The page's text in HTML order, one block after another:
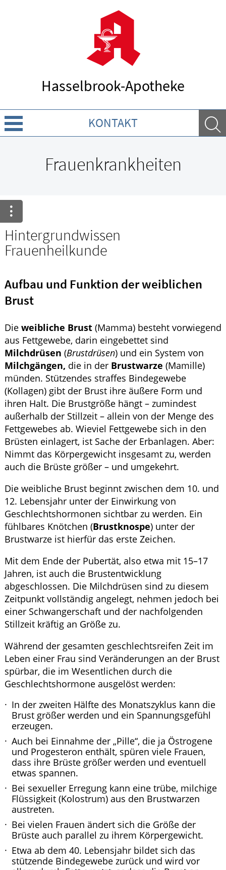
Hasselbrook-Apotheke
KONTAKT
Ratgeber
Krankheiten & Therapie
GESUND IM ALTER
HOMÖOPATHIE
Frauenkrankheiten
Hintergrundwissen
Frauenheilkunde
Aufbau und Funktion der weiblichen
Brust
Die weibliche Brust (Mamma) besteht vorwiegend
aus Fettgewebe, darin eingebettet sind
Milchdrüsen (Brustdrüsen) und ein System von
Milchgängen, die in der Brustwarze (Mamille)
münden. Stützendes straffes Bindegewebe
(Kollagen) gibt der Brust ihre äußere Form und
ihren Halt. Die Brustgröße hängt – zumindest
außerhalb der Stillzeit – allein von der Menge des
Fettgewebes ab. Wieviel Fettgewebe sich in den
Brüsten einlagert, ist Sache der Erbanlagen. Aber:
Nimmt das Körpergewicht insgesamt zu, werden
auch die Brüste größer – und umgekehrt.
Die weibliche Brust beginnt zwischen dem 10. und
12. Lebensjahr unter der Einwirkung von
Geschlechtshormonen sichtbar zu werden. Ein
fühlbares Knötchen (Brustknospe) unter der
Brustwarze ist hierfür das erste Zeichen.
Mit dem Ende der Pubertät, also etwa mit 15–17
Jahren, ist auch die Brustentwicklung
abgeschlossen. Die Milchdrüsen sind zu diesem
Zeitpunkt vollständig angelegt, nehmen jedoch bei
einer Schwangerschaft und der nachfolgenden
Stillzeit kräftig an Größe zu.
Während der gesamten geschlechtsreifen Zeit im
Leben einer Frau sind Veränderungen an der Brust
spürbar, die im Wesentlichen durch die
Geschlechtshormone ausgelöst werden:
In der zweiten Hälfte des Monatszyklus kann die
Brust größer werden und ein Spannungsgefühl
erzeugen.
Auch bei Einnahme der „Pille“, die ja Östrogene
und Progesteron enthält, spüren viele Frauen,
dass ihre Brüste größer werden und eventuell
etwas spannen.
Bei sexueller Erregung kann eine trübe, milchige
Flüssigkeit (Kolostrum) aus den Brustwarzen
austreten.
Bei vielen Frauen ändert sich die Größe der
Brüste auch parallel zu ihrem Körpergewicht.
Etwa ab dem 40. Lebensjahr bildet sich das
stützende Bindegewebe zurück und wird vor